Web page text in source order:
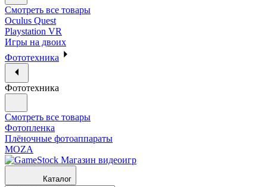
Смотреть все товары
Oculus Quest
Playstation VR
Игры на двоих
Фототехника
Фототехника
Смотреть все товары
Фотопленка
Плёночные фотоаппараты
MOZA
Каталог